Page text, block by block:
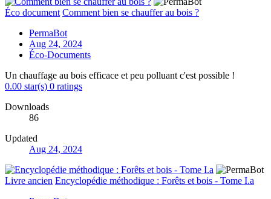
Éco document Comment bien se chauffer au bois ?
PermaBot
Aug 24, 2024
Éco-Documents
Un chauffage au bois efficace et peu polluant c'est possible !
0.00 star(s) 0 ratings
Downloads
86
Updated
Aug 24, 2024
Livre ancien Encyclopédie méthodique : Forêts et bois - Tome I.a